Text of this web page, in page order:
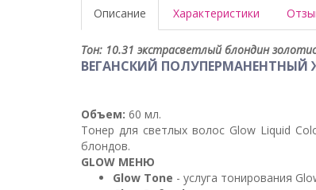
Описание Характеристики
Тон: 10.31 экстрасветлый блондин
ВЕГАНСКИЙ
Объем: 60 мл.
Тонер для светлых волос Glow Liquid
блондов.
GLOW МЕНЮ
Glow Tone - услуга тонирования